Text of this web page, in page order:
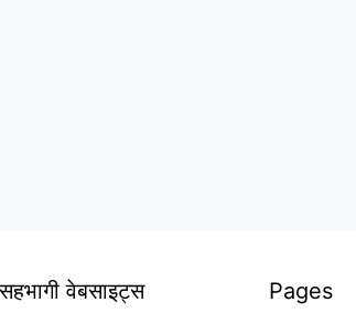
सहभागी वेबसाइट्स Pages